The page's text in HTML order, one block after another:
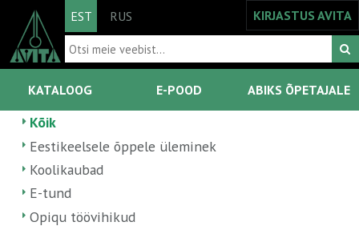
EST RUS KIRJASTUS AVITA
KATALOOG E-POOD ABIKS ÕPETAJALE
Kõik
Eestikeelsele õppele üleminek
Koolikaubad
E-tund
Opiqu töövihikud